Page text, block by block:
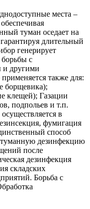
места –
туман оседает на
длительный
генерирует
с
и другими
также для:
борщевика);
клещей); Газации
подпольев и т.п.
в
фумигация
способ
туманную дезинфекцию
после
дезинфекция
складских
Борьба с